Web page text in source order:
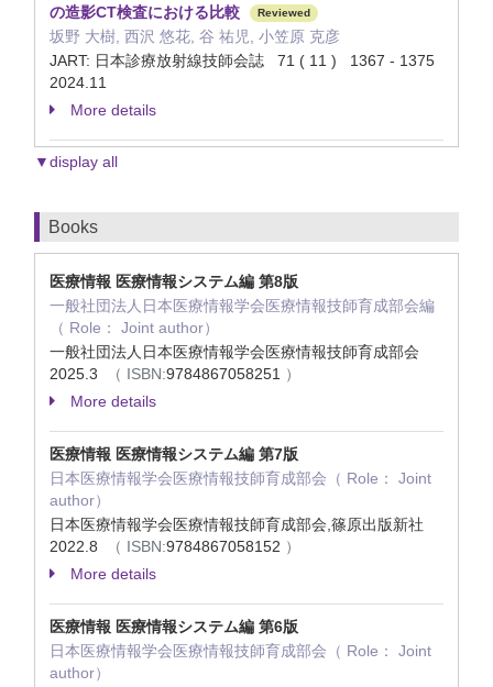
の造影CT検査における比較
Reviewed
坂野 大樹, 西沢 悠花, 谷 祐児, 小笠原 克彦
JART: 日本診療放射線技師会誌 71 ( 11 ) 1367 - 1375
2024.11
More details
▼display all
Books
医療情報 医療情報システム編 第8版
一般社団法人日本医療情報学会医療情報技師育成部会編
（ Role： Joint author）
一般社団法人日本医療情報学会医療情報技師育成部会
2025.3
（ ISBN:9784867058251 ）
More details
医療情報 医療情報システム編 第7版
日本医療情報学会医療情報技師育成部会（ Role： Joint
author）
日本医療情報学会医療情報技師育成部会,篠原出版新社
2022.8
（ ISBN:9784867058152 ）
More details
医療情報 医療情報システム編 第6版
日本医療情報学会医療情報技師育成部会（ Role： Joint
author）